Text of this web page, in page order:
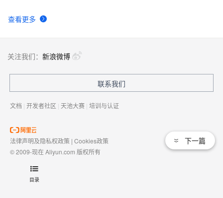
目录
Namespace
查看更多
下一篇
关注我们： 新浪微博
联系我们
文档 | 开发者社区 | 天池大赛 | 培训与认证
法律声明及隐私权政策 | Cookies政策
© 2009-现在 Aliyun.com 版权所有
域名注册服务机构许可：